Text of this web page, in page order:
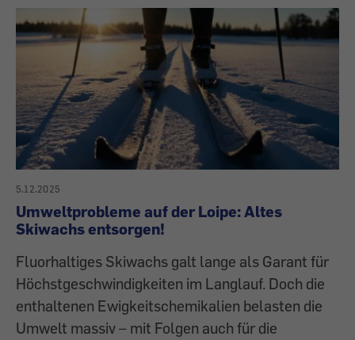
5.12.2025
Umweltprobleme auf der Loipe: Altes
Skiwachs entsorgen!
Fluorhaltiges Skiwachs galt lange als Garant für
Höchstgeschwindigkeiten im Langlauf. Doch die
enthaltenen Ewigkeitschemikalien belasten die
Umwelt massiv – mit Folgen auch für die